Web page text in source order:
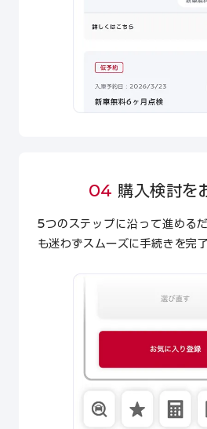
04 購入検討を
5つのステップに沿って進める
も迷わずスムーズに手続きを完